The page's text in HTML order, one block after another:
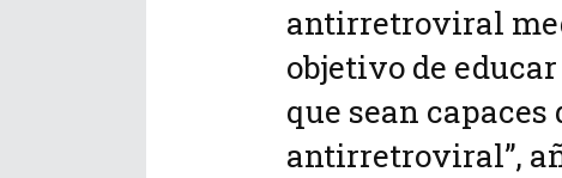
antirretroviral
objetivo de
que sean
antirretroviral”,